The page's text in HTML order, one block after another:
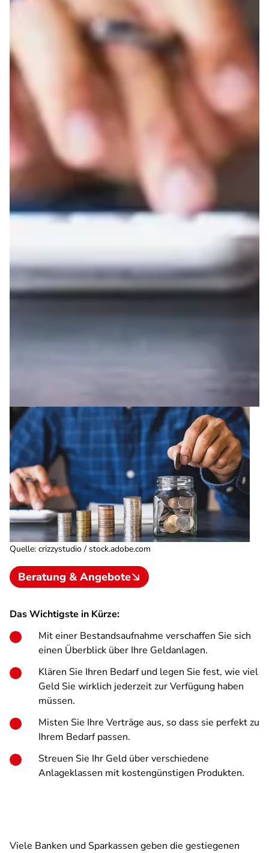
Quelle: crizzystudio / stock.adobe.com
Beratung & Angebote
Das Wichtigste in Kürze:
Mit einer Bestandsaufnahme verschaffen Sie sich
einen Überblick über Ihre Geldanlagen.
Klären Sie Ihren Bedarf und legen Sie fest, wie viel
Geld Sie wirklich jederzeit zur Verfügung haben
müssen.
Misten Sie Ihre Verträge aus, so dass sie perfekt zu
Ihrem Bedarf passen.
Streuen Sie Ihr Geld über verschiedene
Anlageklassen mit kostengünstigen Produkten.
Viele Banken und Sparkassen geben die gestiegenen